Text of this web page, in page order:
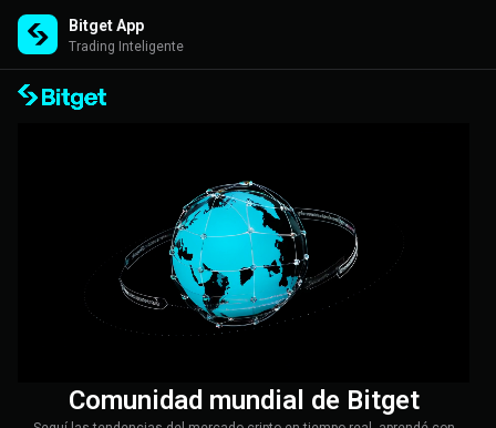
Bitget App
Trading Inteligente
Comunidad mundial de Bitget